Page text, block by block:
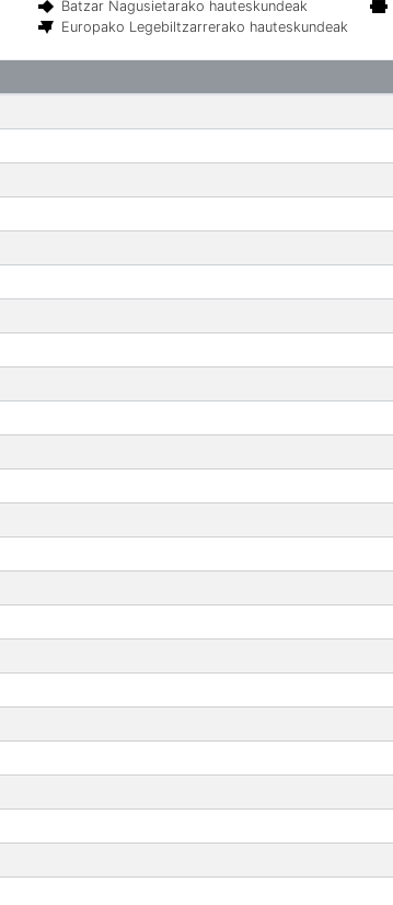
Batzar Nagusietarako hauteskundeak
Europako Legebiltzarrerako hauteskundeak